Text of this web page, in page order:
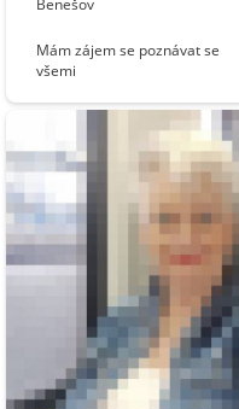
Benešov
Mám zájem se poznávat se
všemi